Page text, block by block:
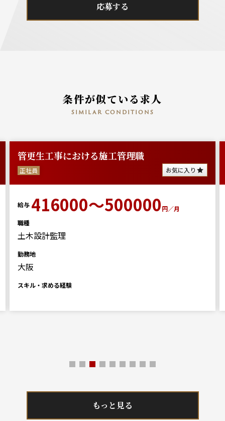
応募する
条件が似ている求人
similar conditions
管更生工事における施工管理職
正社員 お気に入り
給与 416000～500000円／月
職種
土木設計監理
勤務地
大阪
スキル・求める経験
もっと見る